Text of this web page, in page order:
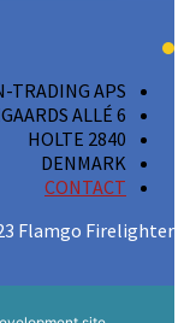
TRADING APS
ALLÉ 6
2840 HOLTE
DENMARK
CONTACT
Flamgo Firelighter